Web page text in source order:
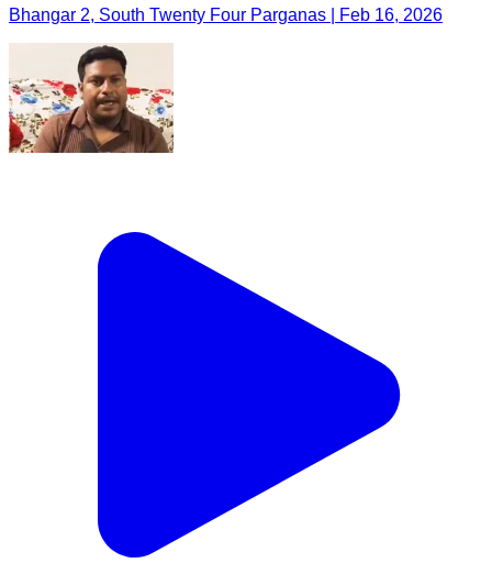
Bhangar 2, South Twenty Four Parganas | Feb 16, 2026